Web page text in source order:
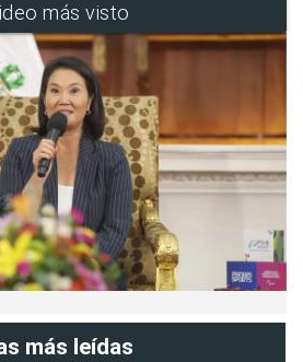
más visto
más leídas